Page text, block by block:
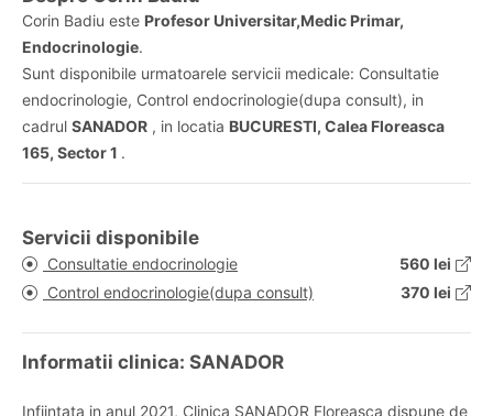
Corin Badiu este Profesor Universitar,Medic Primar,
Endocrinologie.
Sunt disponibile urmatoarele servicii medicale: Consultatie
endocrinologie, Control endocrinologie(dupa consult), in
cadrul SANADOR , in locatia BUCURESTI, Calea Floreasca
165, Sector 1 .
Servicii disponibile
Consultatie endocrinologie
560 lei
Control endocrinologie(dupa consult)
370 lei
Informatii clinica: SANADOR
Infiintata in anul 2021, Clinica SANADOR Floreasca dispune de